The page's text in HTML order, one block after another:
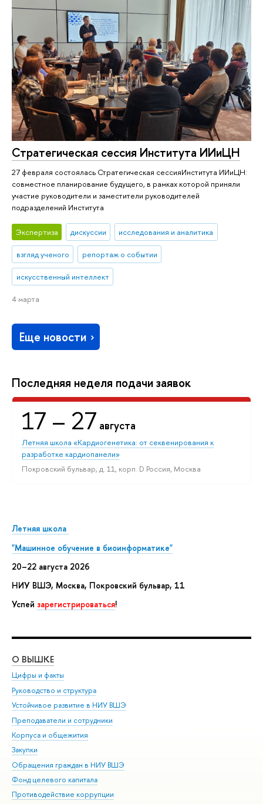
Последняя неделя подачи заявок
17 – 27 августа
Летняя школа «Кардиогенетика: от секвенирования к
разработке кардиопанели»
Покровский бульвар, д. 11, корп. D Россия, Москва
Летняя школа
"Машинное обучение в биоинформатике"
20–22 августа 2026
НИУ ВШЭ, Москва, Покровский бульвар, 11
Успей зарегистрироваться!
Стратегическая сессия Института ИИиЦН
27 февраля состоялась Стратегическая сессияИнститута ИИиЦН:
совместное планирование будущего, в рамках которой приняли
участие руководители и заместители руководителей
подразделений Института
Экспертиза дискуссии исследования и аналитика
взгляд ученого репортаж о событии
искусственный интеллект
4 марта
Еще новости
О ВЫШКЕ
Цифры и факты
Руководство и структура
Устойчивое развитие в НИУ ВШЭ
Преподаватели и сотрудники
Корпуса и общежития
Закупки
Обращения граждан в НИУ ВШЭ
Фонд целевого капитала
Противодействие коррупции